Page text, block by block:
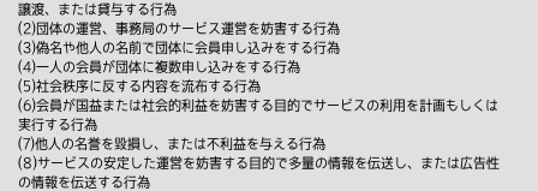
譲渡、または貸与する行為
(2)団体の運営、事務局のサービス運営を妨害する行為
(3)偽名や他人の名前で団体に会員申し込みをする行為
(4)一人の会員が団体に複数申し込みをする行為
(5)社会秩序に反する内容を流布する行為
(6)会員が国益または社会的利益を妨害する目的でサービスの利用を計画もしくは
実行する行為
(7)他人の名誉を毀損し、または不利益を与える行為
(8)サービスの安定した運営を妨害する目的で多量の情報を伝送し、または広告性
の情報を伝送する行為